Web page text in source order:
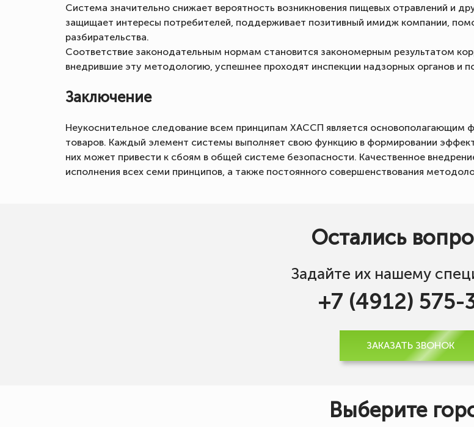
Система значительно снижает вероятность возникновения пищевых отравлений и
защищает интересы потребителей, поддерживает позитивный имидж компании,
разбирательства.
Соответствие законодательным нормам становится закономерным результатом
внедрившие эту методологию, успешнее проходят инспекции надзорных органов и
Заключение
Неукоснительное следование всем принципам ХАССП является основополагающим
товаров. Каждый элемент системы выполняет свою функцию в формировании
них может привести к сбоям в общей системе безопасности. Качественное
исполнения всех семи принципов, а также постоянного совершенствования
Остались
Задайте их нашему
+7 (4912) 575-
ЗАКАЗАТЬ ЗВОНОК
Выберите